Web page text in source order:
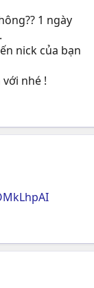
1 ngày
nick của bạn
nhé !